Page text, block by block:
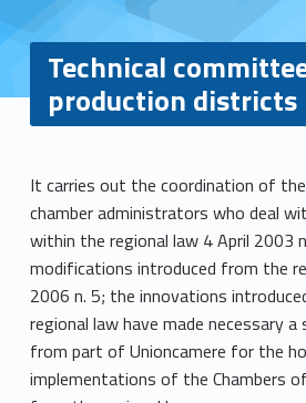
Technical committee of
production districts
T
e
c
h
n
It carries out the coordination of
chamber administrators who deal
within the regional law 4 April 2003
modifications introduced from the
2006 n. 5; the innovations
regional law have made necessary
from part of Unioncamere for the
implementations of the Chambers